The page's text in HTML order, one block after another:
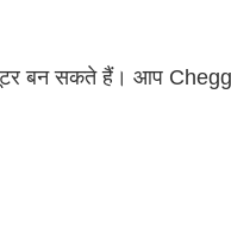
बन सकते हैं। आप